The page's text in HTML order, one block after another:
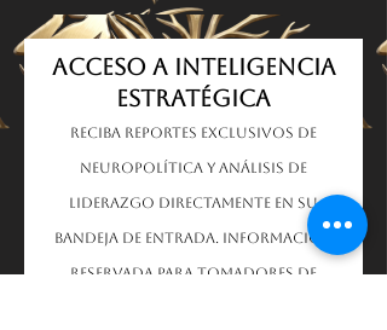
Acceso a Inteligencia
Estratégica
Reciba reportes exclusivos de
neuropolítica y análisis de
liderazgo directamente en su
bandeja de entrada. Información
reservada para tomadores de